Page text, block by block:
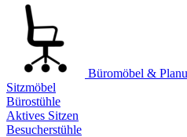
Büromöbel &
Sitzmöbel
Bürostühle
Aktives Sitzen
Besucherstühle